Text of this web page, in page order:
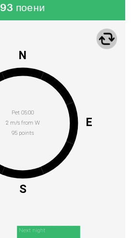
93 поени
Pet 05:00
2 m/s from W
95 points
N
E
S
Next night